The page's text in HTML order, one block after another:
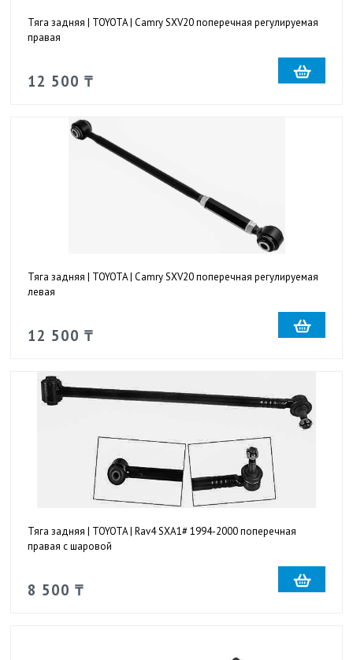
Тяга задняя | TOYOTA | Camry SXV20 поперечная регулируемая
правая
12 500 ₸
Тяга задняя | TOYOTA | Camry SXV20 поперечная регулируемая
левая
12 500 ₸
Тяга задняя | TOYOTA | Rav4 SXA1# 1994-2000 поперечная
правая с шаровой
8 500 ₸